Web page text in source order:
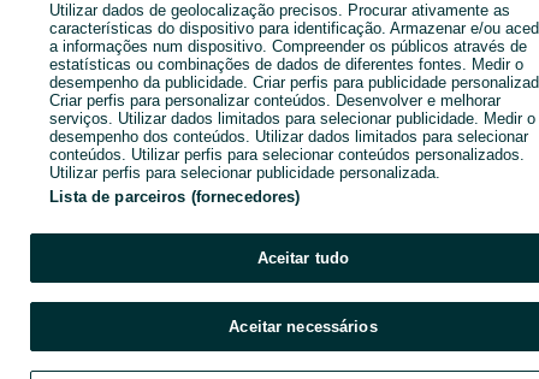
Canon 70-200 3f f2.8
900 €
14 de julho de 2026
Objetiva Canon EF
100mm f/2.8L Macro
Parque das Nações
20 de julho de 2026
Entra na tua conta OLX ou cria uma nova para contactares
Utilizar dados de geolocalização precisos. Procurar ativamente as
características do dispositivo para identificação. Armazenar e/ou
a informações num dispositivo. Compreender os públicos através de
estatísticas ou combinações de dados de diferentes fontes. Medir o
desempenho da publicidade. Criar perfis para publicidade
Criar perfis para personalizar conteúdos. Desenvolver e melhorar
serviços. Utilizar dados limitados para selecionar publicidade. Medir o
desempenho dos conteúdos. Utilizar dados limitados para selecionar
conteúdos. Utilizar perfis para selecionar conteúdos personalizados.
Utilizar perfis para selecionar publicidade personalizada.
Lista de parceiros (fornecedores)
Aceitar tudo
Aceitar necessários